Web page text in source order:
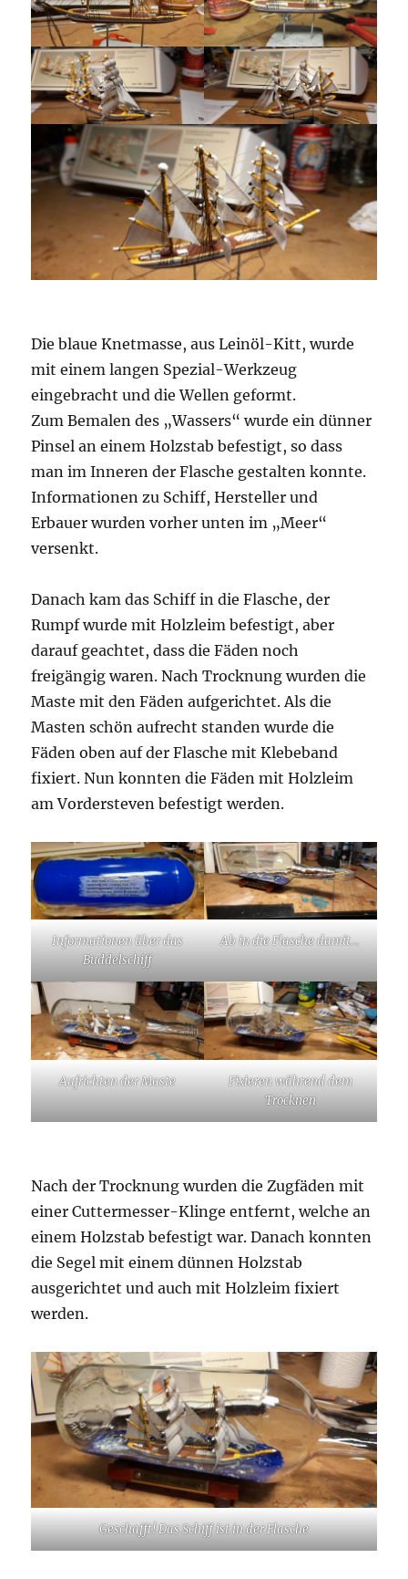
Die blaue Knetmasse, aus Leinöl-Kitt, wurde
mit einem langen Spezial-Werkzeug
eingebracht und die Wellen geformt.
Zum Bemalen des „Wassers“ wurde ein dünner
Pinsel an einem Holzstab befestigt, so dass
man im Inneren der Flasche gestalten konnte.
Informationen zu Schiff, Hersteller und
Erbauer wurden vorher unten im „Meer“
versenkt.
Danach kam das Schiff in die Flasche, der
Rumpf wurde mit Holzleim befestigt, aber
darauf geachtet, dass die Fäden noch
freigängig waren. Nach Trocknung wurden die
Maste mit den Fäden aufgerichtet. Als die
Masten schön aufrecht standen wurde die
Fäden oben auf der Flasche mit Klebeband
fixiert. Nun konnten die Fäden mit Holzleim
am Vordersteven befestigt werden.
Informationen über das
Buddelschiff
Ab in die Flasche damit…
Aufrichten der Maste
Fixieren während dem
Trocknen
Nach der Trocknung wurden die Zugfäden mit
einer Cuttermesser-Klinge entfernt, welche an
einem Holzstab befestigt war. Danach konnten
die Segel mit einem dünnen Holzstab
ausgerichtet und auch mit Holzleim fixiert
werden.
Geschafft! Das Schiff ist in der Flasche